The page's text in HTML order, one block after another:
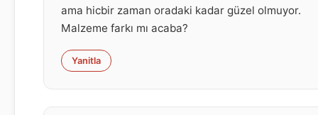
ama hicbir zaman oradaki kadar güzel olmuyor.
Malzeme farkı mı acaba?
Yanitla